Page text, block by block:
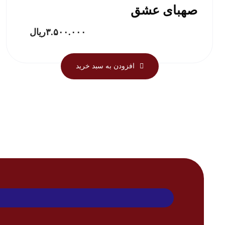
صهبای عشق
۳.۵۰۰.۰۰۰ریال
افزودن به سبد خرید